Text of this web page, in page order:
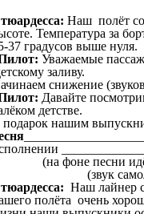
Наш полёт
Температура за
37 градусов выше нуля.
Уважаемые
заливу.
снижение
Давайте
детстве.
нашим
фоне песни идёт
Наш лайнер
полёта очень